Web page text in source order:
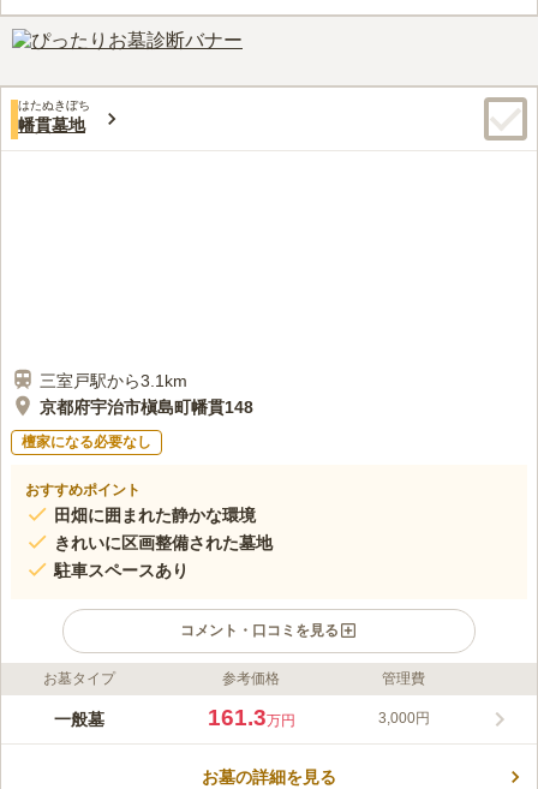
ントのひとつです。
口コミ評価
80代女性
墓地周辺には花屋や食事処はありませんので、最寄り駅周辺で必
要な物を購入するか事前に準備して行き、食事も駅周辺で済ませるのがよ
いと思われます。墓地からは少し離れますが、大人数での法事にも利用で
きる店はあります。
はたぬきぼち
幡貫墓地
三室戸駅から3.1km
京都府宇治市槇島町幡貫148
檀家になる必要なし
おすすめポイント
田畑に囲まれた静かな環境
きれいに区画整備された墓地
駐車スペースあり
コメント・口コミを見る
ライフドット編集部のコメント
閑静な田園地帯の中にある共同墓地で、入り口前には車を停める
がないため、空が広く開放感があります。きちんと区画整備され
お墓タイプ 参考価格 管理費
一般墓 161.3万円 3,000円
お墓の詳細を見る